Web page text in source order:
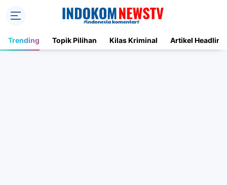
Trending Topik Pilihan Kilas Kriminal Artikel Headline